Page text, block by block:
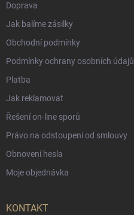
Doprava
Jak balíme zásilky
Obchodní podmínky
Podmínky ochrany osobních údajů
Platba
Jak reklamovat
Řešení on-line sporů
Právo na odstoupení od smlouvy
Obnovení hesla
Moje objednávka
KONTAKT